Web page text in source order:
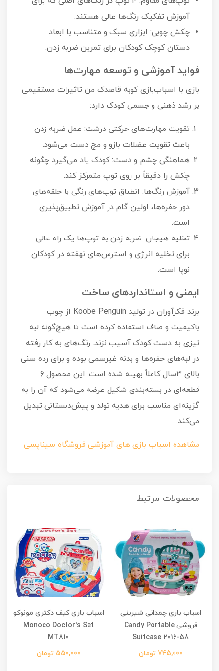
آموزش تفکیک رنگ‌ها عالی هستند.
چکش چوبی: ابزاری سبک و متناسب با ابعاد
دستان کوچک کودکان برای تمرین ضربه زدن.
فواید آموزشی و توسعه مهارت‌ها
بازی با اسباب‌بازی کوبه قاصدک من تاثیرات مستقیمی
بر رشد ذهنی و جسمی کودک دارد:
تقویت مهارت‌های حرکتی درشت: عمل ضربه زدن
باعث تقویت عضلات بازو و مچ دست می‌شود.
هماهنگی چشم و دست: کودک یاد می‌گیرد چگونه
چکش را دقیقاً بر روی توپ متمرکز کند.
آموزش رنگ‌ها: انطباق توپ‌های رنگی با حلقه‌های
دور حفره‌ها، اولین گام در آموزش تطبیق‌پذیری
است.
تخلیه هیجان: ضربه زدن به توپ‌ها یک راه عالی
برای تخلیه انرژی و استرس‌های نهفته در کودکان
نوپا است.
ایمنی و استانداردهای ساخت
برند فکرآوران در تولید Koobe Penguin از چوب
باکیفیت و صاف استفاده کرده است تا هیچ‌گونه لبه
تیزی به دست کودک آسیب نزند. رنگ‌های به کار رفته
در لبه‌های حفره‌ها و بدنه غیرسمی بوده و برای رده سنی
بالای 3سال کاملاً بهینه شده است. این محصول ۶
قطعه‌ای در بسته‌بندی شکیل عرضه می‌شود که آن را به
گزینه‌ای مناسب برای هدیه تولد و پیش‌دبستانی تبدیل
می‌کند.
مشاهده اسباب بازی های آموزشی فروشگاه سیناپسی
محصولات مرتبط
اسباب بازی چمدانی شیرینی
فروشی Candy Portable
Suitcase 2016-58
745,000 تومان
اسباب بازی کیف دکتری مونوکو
Monoco Doctor's Set
MT810
550,000 تومان